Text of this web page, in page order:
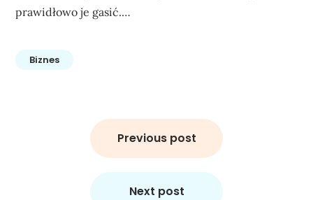
prawidłowo je gasić.…
Biznes
Previous post
Next post